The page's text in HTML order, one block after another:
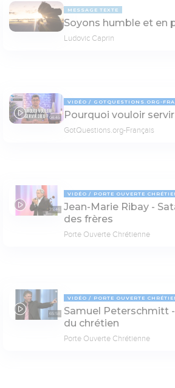
MESSAGE TEXTE
Soyons humble et en
Ludovic Caprin
04:45
VIDÉO GOTQUESTIONS.ORG-
Pourquoi vouloir
GotQuestions.org-Français
35:46
VIDÉO PORTE OUVERTE
Jean-Marie Ribay -
des frères
Porte Ouverte Chrétienne
65:58
VIDÉO PORTE OUVERTE
Samuel Peterschmitt
du chrétien
Porte Ouverte Chrétienne